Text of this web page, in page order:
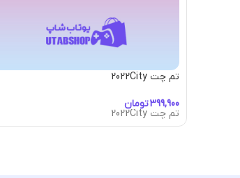
تم چت 2022City
تومان
تم چت 2022City